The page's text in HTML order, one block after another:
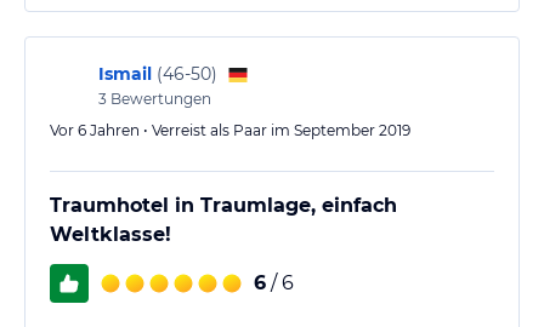
Ismail (46-50)
3 Bewertungen
Vor 6 Jahren • Verreist als Paar im September 2019
Traumhotel in Traumlage, einfach
Weltklasse!
6 / 6